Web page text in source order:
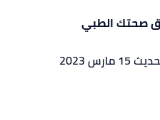
صحتك الطبي
مارس 2023